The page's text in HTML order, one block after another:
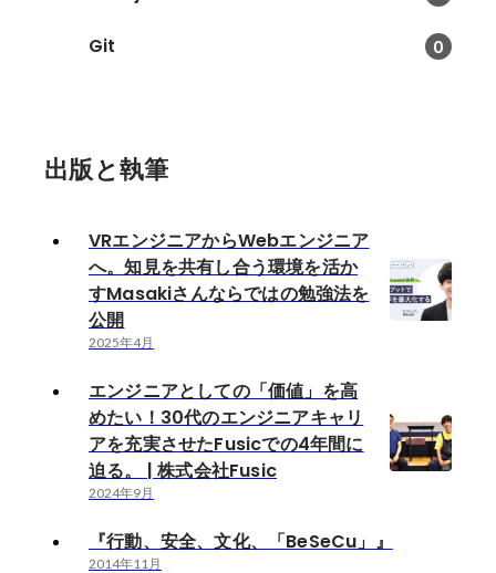
Git 0
出版と執筆
VRエンジニアからWebエンジニア
へ。知見を共有し合う環境を活か
すMasakiさんならではの勉強法を
公開
2025年4月
エンジニアとしての「価値」を高
めたい！30代のエンジニアキャリ
アを充実させたFusicでの4年間に
迫る。 | 株式会社Fusic
2024年9月
『行動、安全、文化、「BeSeCu」』
2014年11月